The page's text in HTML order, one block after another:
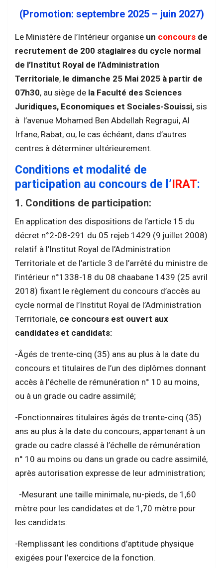
(Promotion: septembre 2025 – juin 2027)
Le Ministère de l’Intérieur organise un concours de
recrutement de 200 stagiaires du cycle normal
de l’Institut Royal de l’Administration
Territoriale, le dimanche 25 Mai 2025 à partir de
07h30, au siège de la Faculté des Sciences
Juridiques, Economiques et Sociales-Souissi, sis
à l’avenue Mohamed Ben Abdellah Regragui, Al
Irfane, Rabat, ou, le cas échéant, dans d’autres
centres à déterminer ultérieurement.
Conditions et modalité de
participation au concours de l’IRAT:
1. Conditions de participation:
En application des dispositions de l’article 15 du
décret n°2-08-291 du 05 rejeb 1429 (9 juillet 2008)
relatif à l’Institut Royal de l’Administration
Territoriale et de l’article 3 de l’arrêté du ministre de
l’intérieur n°1338-18 du 08 chaabane 1439 (25 avril
2018) fixant le règlement du concours d’accès au
cycle normal de l’Institut Royal de l’Administration
Territoriale, ce concours est ouvert aux
candidates et candidats:
-Âgés de trente-cinq (35) ans au plus à la date du
concours et titulaires de l’un des diplômes donnant
accès à l’échelle de rémunération n° 10 au moins,
ou à un grade ou cadre assimilé;
-Fonctionnaires titulaires âgés de trente-cinq (35)
ans au plus à la date du concours, appartenant à un
grade ou cadre classé à l’échelle de rémunération
n° 10 au moins ou dans un grade ou cadre assimilé,
après autorisation expresse de leur administration;
-Mesurant une taille minimale, nu-pieds, de 1,60
mètre pour les candidates et de 1,70 mètre pour
les candidats:
-Remplissant les conditions d’aptitude physique
exigées pour l’exercice de la fonction.